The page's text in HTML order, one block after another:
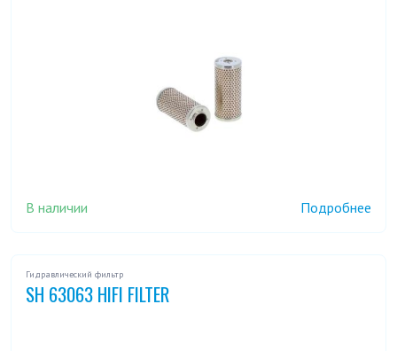
В наличии Подробнее
Гидравлический фильтр
SH 63063 HIFI FILTER